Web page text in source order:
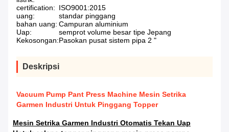
certification: ISO9001:2015
uang:
standar pinggang
bahan uang: Campuran aluminium
Uap:
semprot volume besar tipe Jepang
Kekosongan:Pasokan pusat sistem pipa 2 "
Deskripsi
Vacuum Pump Pant Press Machine Mesin Setrika
Garmen Industri Untuk Pinggang Topper
Mesin Setrika Garmen Industri Otomatis Tekan Uap